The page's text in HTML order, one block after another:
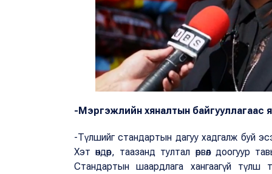
-Мэргэжлийн хяналтын байгууллагаас
-Түлшийг стандартын дагуу хадгалж буй
Хэт өндөр, таазанд тултал өрвөл доогуур
Стандартын шаардлага хангаагүй түлш